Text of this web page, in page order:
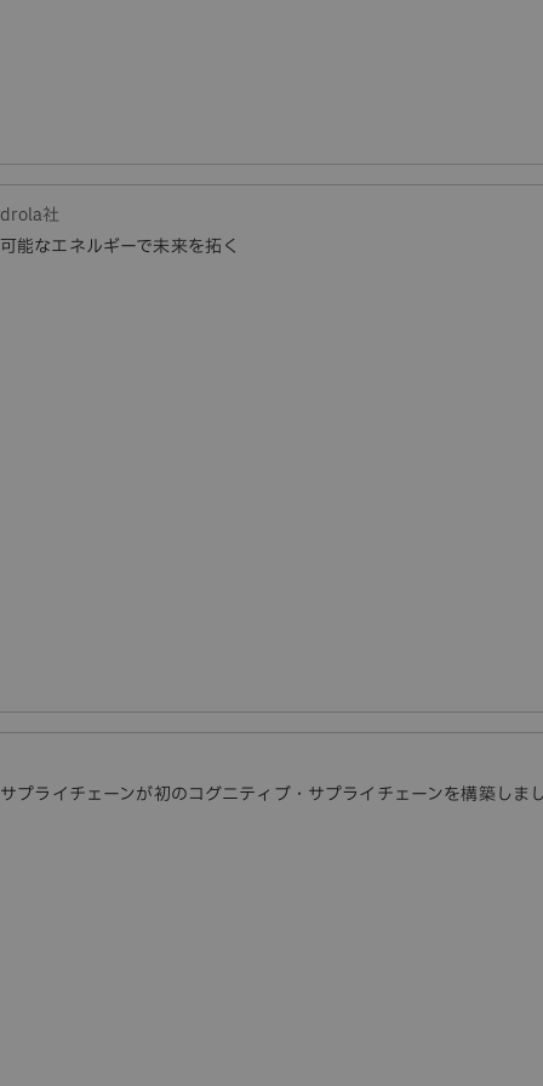
社
能なエネルギーで未来を拓く
プライチェーンが初のコグニティブ・サプライチェーンを構築しま